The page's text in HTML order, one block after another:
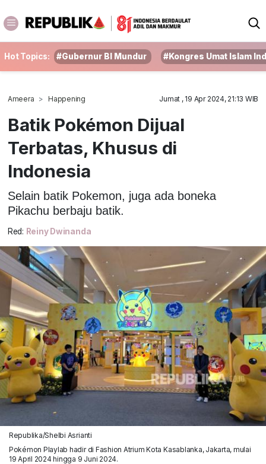
Hot Topics: #Gubernur BI Mundur #Kongres Umat Islam
Ameera Happening Jumat , 19 Apr 2024, 21:13 WIB
Batik Pokémon Dijual
Terbatas, Khusus di
Indonesia
Selain batik Pokemon, juga ada boneka
Pikachu berbaju batik.
Red: Reiny Dwinanda
Republika/Shelbi Asrianti
Pokémon Playlab hadir di Fashion Atrium Kota Kasablanka, Jakarta, mulai
19 April 2024 hingga 9 Juni 2024.